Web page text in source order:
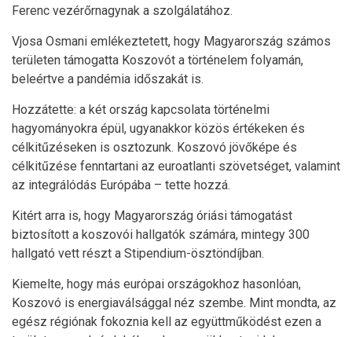
Ferenc vezérőrnagynak a szolgálatához.
Vjosa Osmani emlékeztetett, hogy Magyarország számos
területen támogatta Koszovót a történelem folyamán,
beleértve a pandémia időszakát is.
Hozzátette: a két ország kapcsolata történelmi
hagyományokra épül, ugyanakkor közös értékeken és
célkitűzéseken is osztozunk. Koszovó jövőképe és
célkitűzése fenntartani az euroatlanti szövetséget, valamint
az integrálódás Európába – tette hozzá.
Kitért arra is, hogy Magyarország óriási támogatást
biztosított a koszovói hallgatók számára, mintegy 300
hallgató vett részt a Stipendium-ösztöndíjban.
Kiemelte, hogy más európai országokhoz hasonlóan,
Koszovó is energiaválsággal néz szembe. Mint mondta, az
egész régiónak fokoznia kell az együttműködést ezen a